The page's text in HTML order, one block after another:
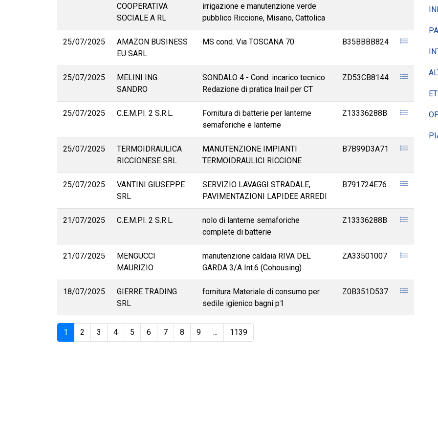
COOPERATIVA
SOCIALE A RL
irrigazione e manutenzione verde
pubblico Riccione, Misano, Cattolica
25/07/2025
AMAZON BUSINESS
EU SARL
MS cond. Via TOSCANA 70 B35BBBB824
25/07/2025
MELINI ING.
SANDRO
SONDALO 4 - Cond. incarico tecnico
Redazione di pratica Inail per CT
ZD53CB8144
25/07/2025 C.E.M.P.I. 2 S.R.L.
Fornitura di batterie per lanterne
semaforiche e lanterne
Z13336288B
25/07/2025
TERMOIDRAULICA
RICCIONESE SRL
MANUTENZIONE IMPIANTI
TERMOIDRAULICI RICCIONE
B7B99D3A71
25/07/2025
VANTINI GIUSEPPE
SRL
SERVIZIO LAVAGGI STRADALE,
PAVIMENTAZIONI LAPIDEE ARREDI
B791724E76
21/07/2025 C.E.M.P.I. 2 S.R.L.
nolo di lanterne semaforiche
complete di batterie
Z13336288B
21/07/2025
MENGUCCI
MAURIZIO
manutenzione caldaia RIVA DEL
GARDA 3/A Int.6 (Cohousing)
ZA33501007
18/07/2025
GIERRE TRADING
SRL
fornitura Materiale di consumo per
sedile igienico bagni p1
Z0B351D537
1 2 3 4 5 6 7 8 9 ... 1139